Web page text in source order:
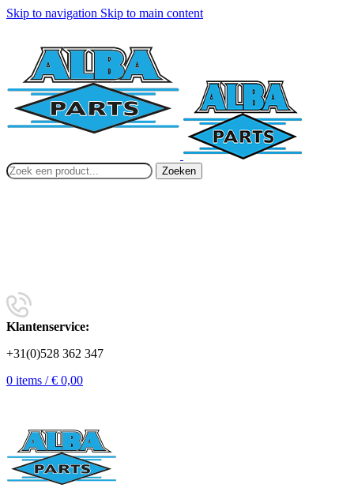
Skip to navigation Skip to main content
Zoeken
Klantenservice:
+31(0)528 362 347
0 items / € 0,00